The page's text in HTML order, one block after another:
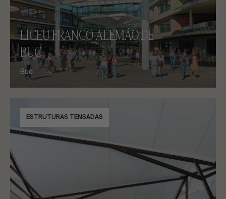
LICEU FRANCO-ALEMÃO DE
BUC
Buc
ESTRUTURAS TENSADAS